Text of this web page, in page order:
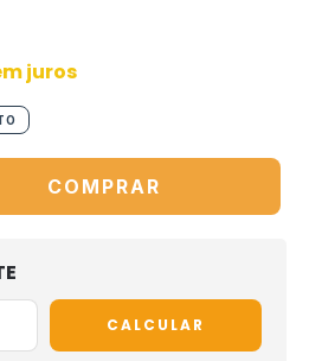
juros
CALCULAR